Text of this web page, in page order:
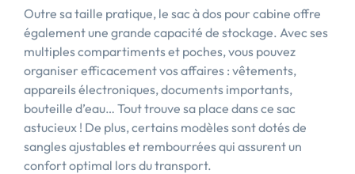
Outre sa taille pratique, le sac à dos pour cabine offre
également une grande capacité de stockage. Avec ses
multiples compartiments et poches, vous pouvez
organiser efficacement vos affaires : vêtements,
appareils électroniques, documents importants,
bouteille d’eau… Tout trouve sa place dans ce sac
astucieux ! De plus, certains modèles sont dotés de
sangles ajustables et rembourrées qui assurent un
confort optimal lors du transport.